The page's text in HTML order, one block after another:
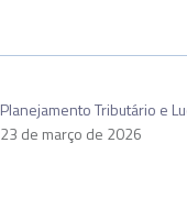
Planejamento Tributário e
23 de março de 2026